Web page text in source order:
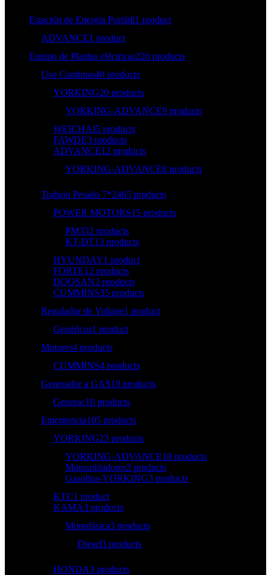
Estación de Energía Portátil1 product
ADVANCE1 product
Equipo de Plantas eléctricas226 products
Uso Continuo40 products
YORKING20 products
YORKING-ADVANCE9 products
WEICHAI5 products
FAWDE3 products
ADVANCE12 products
YORKING-ADVANCE8 products
Trabajo Pesado 7*2465 products
POWER MOTORS15 products
PM352 products
KT-DT13 products
HYUNDAY1 product
FORTE12 products
DOOSAN2 products
CUMMINS35 products
Regulador de Voltage1 product
Genéricos1 product
Motores4 products
CUMMINS4 products
Generador a GAS10 products
Generac10 products
Emergencia105 products
YORKING23 products
YORKING-ADVANCE18 products
Motosoldadores2 products
Gasolina-YORKING3 products
KTC1 product
KAMA3 products
Monofásica3 products
Diesel3 products
HONDA3 products